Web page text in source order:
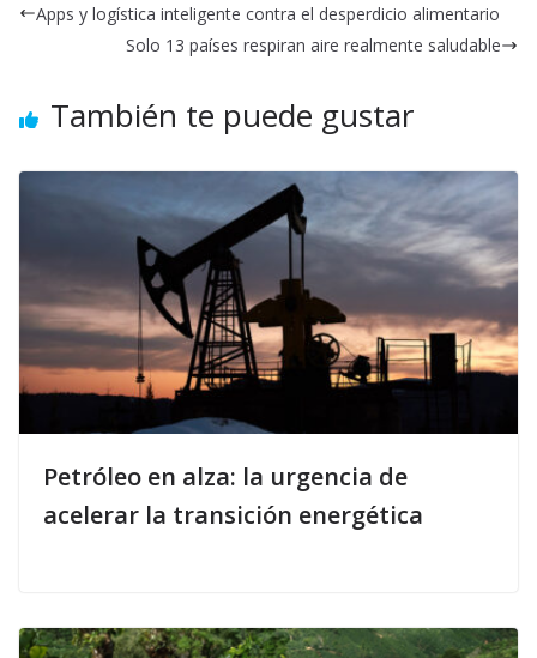
Apps y logística inteligente contra el desperdicio alimentario
Solo 13 países respiran aire realmente saludable
También te puede gustar
Petróleo en alza: la urgencia de
acelerar la transición energética